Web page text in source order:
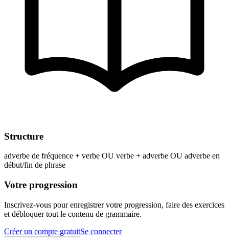
Structure
adverbe de fréquence + verbe OU verbe + adverbe OU adverbe en
début/fin de phrase
Votre progression
Inscrivez-vous pour enregistrer votre progression, faire des exercices
et débloquer tout le contenu de grammaire.
Créer un compte gratuitSe connecter